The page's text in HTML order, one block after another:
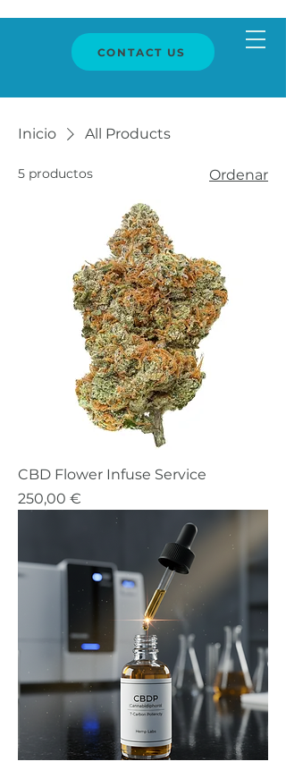
CONTACT US
Inicio All Products
5 productos Ordenar
CBD Flower Infuse Service
Precio
250,00 €